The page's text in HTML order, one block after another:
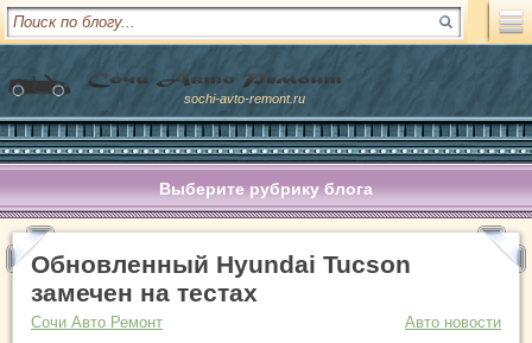
sochi-avto-remont.ru
Выберите рубрику блога
Обновленный Hyundai Tucson
замечен на тестах
Сочи Авто Ремонт
Авто новости